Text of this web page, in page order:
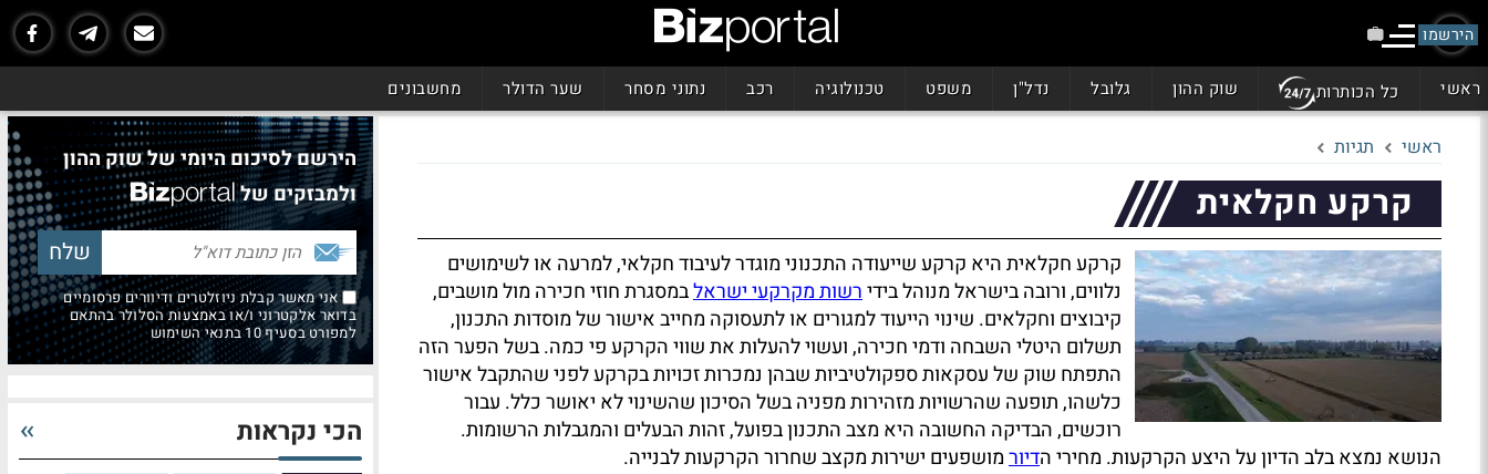
הירשמו
ראשי כל הכותרות שוק ההון גלובל נדל"ן משפט טכנולוגיה רכב נתוני מסחר שער הדולר מחשבונים
ראשי תגיות
קרקע חקלאית
קרקע חקלאית היא קרקע שייעודה התכנוני מוגדר לעיבוד חקלאי, למרעה או לשימושים
נלווים, ורובה בישראל מנוהל בידירשות מקרקעי ישראלבמסגרת חוזי חכירה מול מושבים,
קיבוצים וחקלאים. שינוי הייעוד למגורים או לתעסוקה מחייב אישור של מוסדות התכנון,
תשלום היטלי השבחה ודמי חכירה, ועשוי להעלות את שווי הקרקע פי כמה. בשל הפער הזה
התפתח שוק של עסקאות ספקולטיביות שבהן נמכרות זכויות בקרקע לפני שהתקבל אישור
כלשהו, תופעה שהרשויות מזהירות מפניה בשל הסיכון שהשינוי לא יאושר כלל. עבור
רוכשים, הבדיקה החשובה היא מצב התכנון בפועל, זהות הבעלים והמגבלות הרשומות.
הנושא נמצא בלב הדיון על היצע הקרקעות. מחירי הדיורמושפעים ישירות מקצב שחרור הקרקעות לבנייה.
הירשם לסיכום היומי של שוק ההון
ולמבזקים של
אני מאשר קבלת ניוזלטרים ודיוורים פרסומיים
בדואר אלקטרוני ו/או באמצעות הסלולר בהתאם
למפורט בסעיף 10 בתנאי השימוש
הכי נקראות